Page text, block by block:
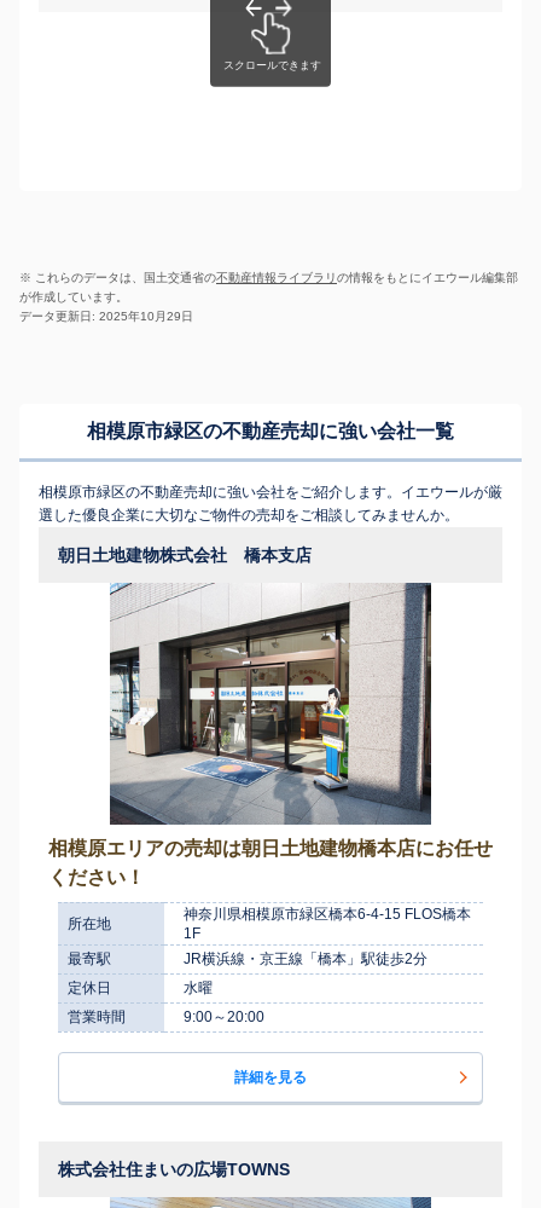
※ これらのデータは、国土交通省の不動産情報ライブラリの情報をもとにイエウール編集部
が作成しています。
データ更新日: 2025年10月29日
相模原市緑区の不動産売却に強い会社一覧
相模原市緑区の不動産売却に強い会社をご紹介します。イエウールが厳
選した優良企業に大切なご物件の売却をご相談してみませんか。
朝日土地建物株式会社 橋本支店
相模原エリアの売却は朝日土地建物橋本店にお任せ
ください！
所在地
神奈川県相模原市緑区橋本6-4-15 FLOS橋本
1F
最寄駅
JR横浜線・京王線「橋本」駅徒歩2分
定休日
水曜
営業時間
9:00～20:00
詳細を見る
株式会社住まいの広場TOWNS